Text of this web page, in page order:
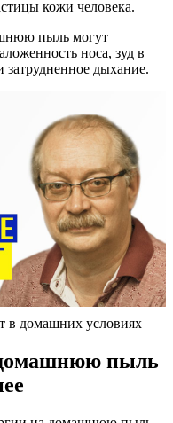
кожи человека.
пыль могут
носа, зуд в
затрудненное дыхание.
в домашних условиях
пыль